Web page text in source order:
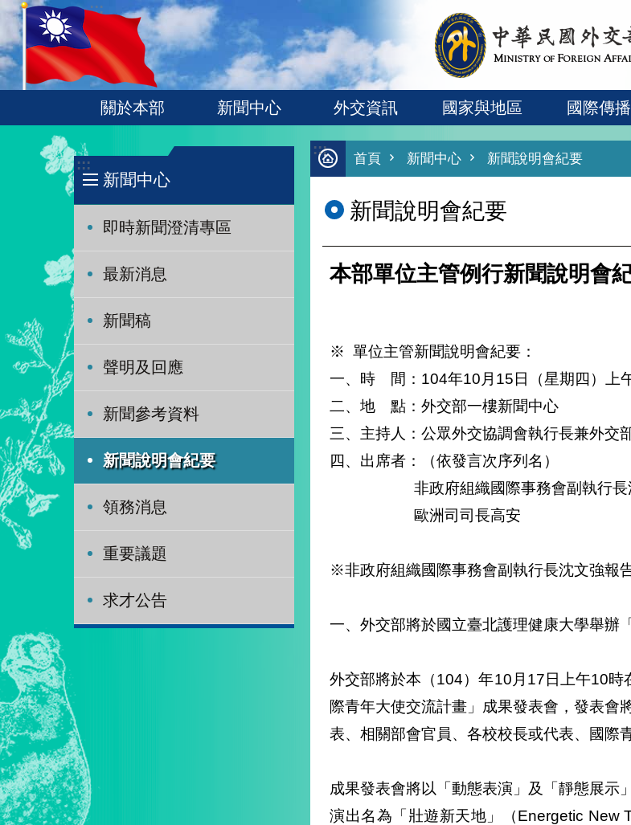
跳到主要內容區塊
:::
關於本部 新聞中心 外交資訊 國家與地區 國際傳播
:::
新聞中心
即時新聞澄清專區
最新消息
新聞稿
聲明及回應
新聞參考資料
新聞說明會紀要
領務消息
重要議題
求才公告
:::
首頁 新聞中心 新聞說明會紀要
新聞說明會紀要
本部單位主管例行新聞說明會
※ 單位主管新聞說明會紀要：
一、時 間：104年10月15日（星期四）上
二、地 點：外交部一樓新聞中心
三、主持人：公眾外交協調會執行長兼外交
四、出席者：（依發言次序列名）
非政府組織國際事務會副執行長
歐洲司司長高安
※非政府組織國際事務會副執行長沈文強報
一、外交部將於國立臺北護理健康大學舉辦
外交部將於本（104）年10月17日上午10
際青年大使交流計畫」成果發表會，發表會
表、相關部會官員、各校校長或代表、國際
成果發表會將以「動態表演」及「靜態展示
演出名為「壯遊新天地」（Energetic New